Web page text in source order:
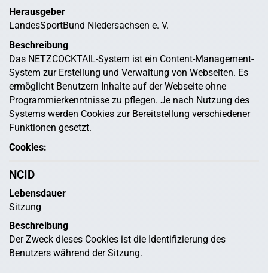
Herausgeber
LandesSportBund Niedersachsen e. V.
Beschreibung
Das NETZCOCKTAIL-System ist ein Content-Management-
System zur Erstellung und Verwaltung von Webseiten. Es
ermöglicht Benutzern Inhalte auf der Webseite ohne
Programmierkenntnisse zu pflegen. Je nach Nutzung des
Systems werden Cookies zur Bereitstellung verschiedener
Funktionen gesetzt.
Cookies:
NCID
Lebensdauer
Sitzung
Beschreibung
Der Zweck dieses Cookies ist die Identifizierung des
Benutzers während der Sitzung.